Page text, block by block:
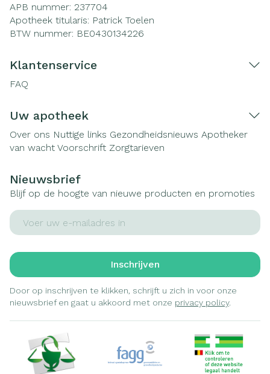
APB nummer: 237704
Apotheek titularis: Patrick Toelen
BTW nummer: BE0430134226
Klantenservice
FAQ
Uw apotheek
Over ons Nuttige links Gezondheidsnieuws Apotheker
van wacht Voorschrift Zorgtarieven
Nieuwsbrief
Blijf op de hoogte van nieuwe producten en promoties
E-mail adres
Inschrijven
Door op inschrijven te klikken, schrijft u zich in voor onze
nieuwsbrief en gaat u akkoord met onze privacy policy.